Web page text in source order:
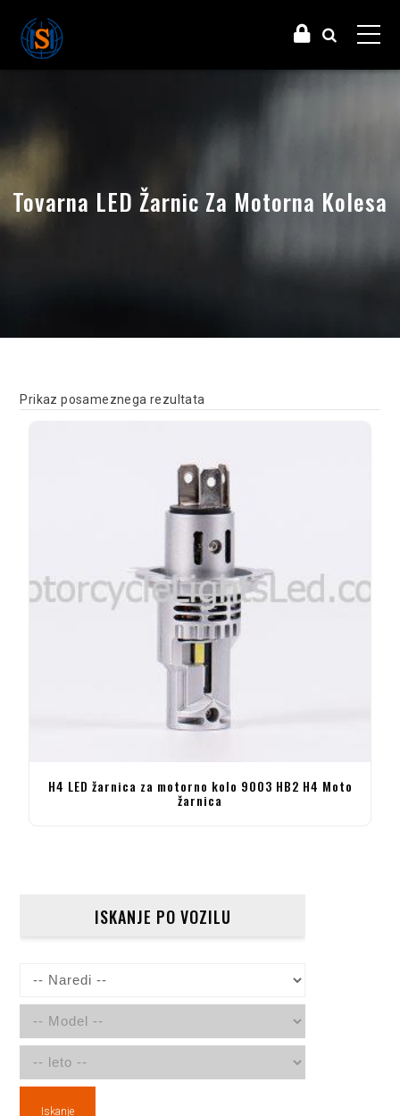
Tovarna LED Žarnic Za Motorna Kolesa
Prikaz posameznega rezultata
H4 LED žarnica za motorno kolo 9003 HB2 H4 Moto
žarnica
ISKANJE PO VOZILU
Iskanje